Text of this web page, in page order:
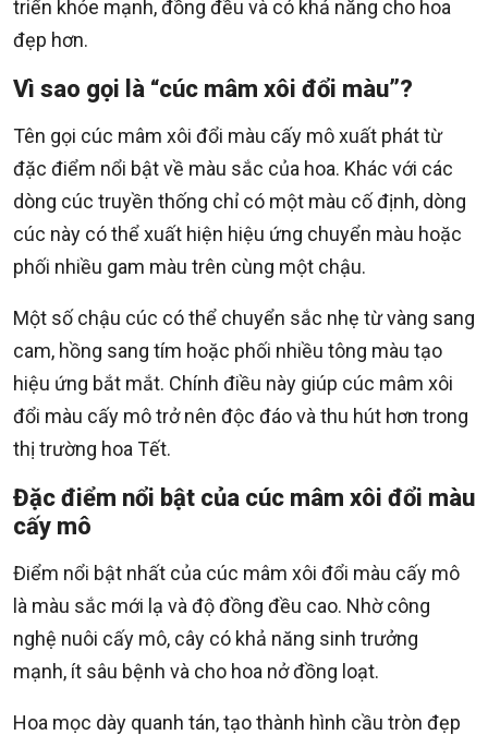
triển khỏe mạnh, đồng đều và có khả năng cho hoa
đẹp hơn.
Vì sao gọi là “cúc mâm xôi đổi màu”?
Tên gọi cúc mâm xôi đổi màu cấy mô xuất phát từ
đặc điểm nổi bật về màu sắc của hoa. Khác với các
dòng cúc truyền thống chỉ có một màu cố định, dòng
cúc này có thể xuất hiện hiệu ứng chuyển màu hoặc
phối nhiều gam màu trên cùng một chậu.
Một số chậu cúc có thể chuyển sắc nhẹ từ vàng sang
cam, hồng sang tím hoặc phối nhiều tông màu tạo
hiệu ứng bắt mắt. Chính điều này giúp cúc mâm xôi
đổi màu cấy mô trở nên độc đáo và thu hút hơn trong
thị trường hoa Tết.
Đặc điểm nổi bật của cúc mâm xôi đổi màu
cấy mô
Điểm nổi bật nhất của cúc mâm xôi đổi màu cấy mô
là màu sắc mới lạ và độ đồng đều cao. Nhờ công
nghệ nuôi cấy mô, cây có khả năng sinh trưởng
mạnh, ít sâu bệnh và cho hoa nở đồng loạt.
Hoa mọc dày quanh tán, tạo thành hình cầu tròn đẹp